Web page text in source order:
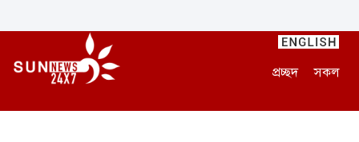
প্রচ্ছদ সকল